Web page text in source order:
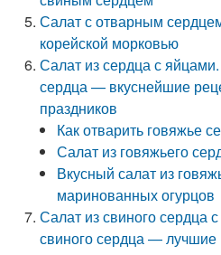
Салат с отварным
корейской морковью
Салат из сердца с
сердца — вкуснейшие
праздников
Как отварить говяжье
Салат из говяжьего
Вкусный салат из
маринованных огурцов
Салат из свиного сердца
свиного сердца — лучшие